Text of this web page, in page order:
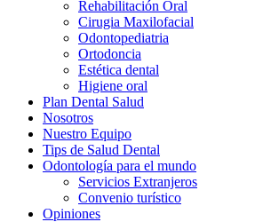
Rehabilitación Oral
Cirugia Maxilofacial
Odontopediatria
Ortodoncia
Estética dental
Higiene oral
Plan Dental Salud
Nosotros
Nuestro Equipo
Tips de Salud Dental
Odontología para el mundo
Servicios Extranjeros
Convenio turístico
Opiniones